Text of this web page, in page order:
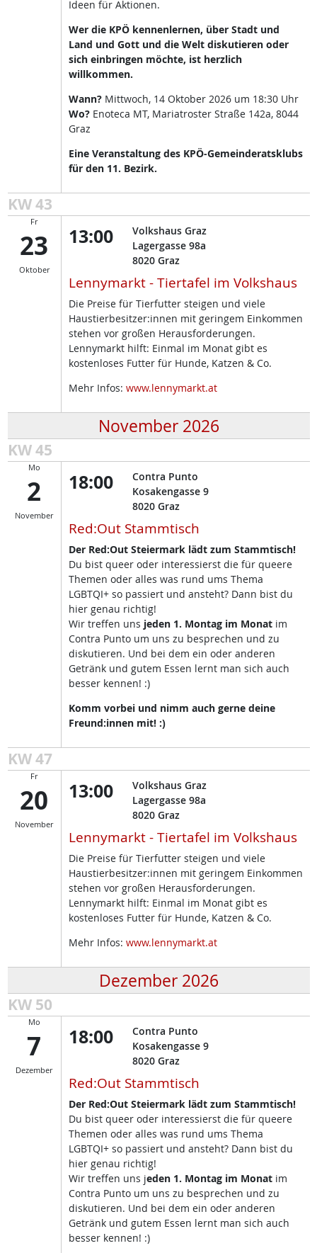
Ideen für Aktionen.
Wer die KPÖ kennenlernen, über Stadt und
Land und Gott und die Welt diskutieren oder
sich einbringen möchte, ist herzlich
willkommen.
Wann? Mittwoch, 14 Oktober 2026 um 18:30 Uhr
Wo? Enoteca MT, Mariatroster Straße 142a, 8044
Graz
Eine Veranstaltung des KPÖ-Gemeinderatsklubs
für den 11. Bezirk.
KW 43
Fr
23
Oktober
13:00
Volkshaus Graz
Lagergasse 98a
8020 Graz
Lennymarkt - Tiertafel im Volkshaus
Die Preise für Tierfutter steigen und viele
Haustierbesitzer:innen mit geringem Einkommen
stehen vor großen Herausforderungen.
Lennymarkt hilft: Einmal im Monat gibt es
kostenloses Futter für Hunde, Katzen & Co.
Mehr Infos: www.lennymarkt.at
November 2026
KW 45
Mo
2
November
18:00
Contra Punto
Kosakengasse 9
8020 Graz
Red:Out Stammtisch
Der Red:Out Steiermark lädt zum Stammtisch!
Du bist queer oder interessierst die für queere
Themen oder alles was rund ums Thema
LGBTQI+ so passiert und ansteht? Dann bist du
hier genau richtig!
Wir treffen uns jeden 1. Montag im Monatim
Contra Punto um uns zu besprechen und zu
diskutieren. Und bei dem ein oder anderen
Getränk und gutem Essen lernt man sich auch
besser kennen! :)
Komm vorbei und nimm auch gerne deine
Freund:innen mit! :)
KW 47
Fr
20
November
13:00
Volkshaus Graz
Lagergasse 98a
8020 Graz
Lennymarkt - Tiertafel im Volkshaus
Die Preise für Tierfutter steigen und viele
Haustierbesitzer:innen mit geringem Einkommen
stehen vor großen Herausforderungen.
Lennymarkt hilft: Einmal im Monat gibt es
kostenloses Futter für Hunde, Katzen & Co.
Mehr Infos: www.lennymarkt.at
Dezember 2026
KW 50
Mo
7
Dezember
18:00
Contra Punto
Kosakengasse 9
8020 Graz
Red:Out Stammtisch
Der Red:Out Steiermark lädt zum Stammtisch!
Du bist queer oder interessierst die für queere
Themen oder alles was rund ums Thema
LGBTQI+ so passiert und ansteht? Dann bist du
hier genau richtig!
Wir treffen uns jeden 1. Montag im Monat im
Contra Punto um uns zu besprechen und zu
diskutieren. Und bei dem ein oder anderen
Getränk und gutem Essen lernt man sich auch
besser kennen! :)